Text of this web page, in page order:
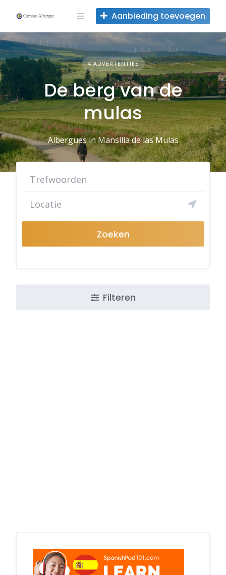
naar
inhoud
Aanbieding toevoegen
4 ADVERTENTIES
De berg van de
mulas
Albergues in Mansilla de las Mulas
Zoeken
Filteren